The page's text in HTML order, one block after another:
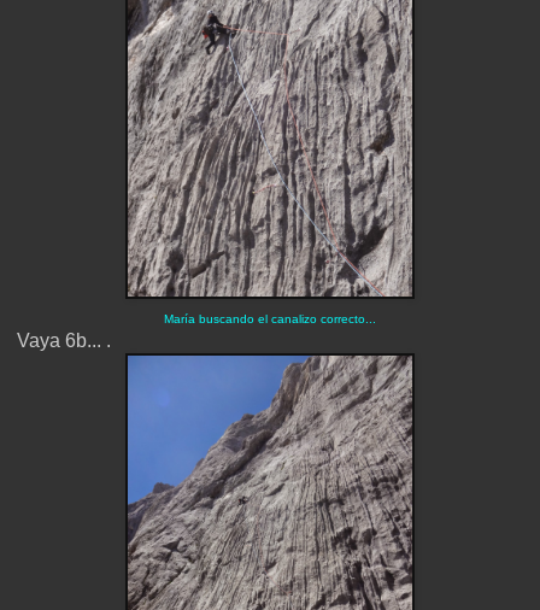
María buscando el canalizo correcto...
Vaya 6b... .